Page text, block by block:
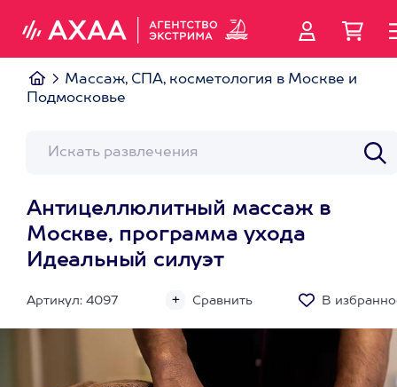
Массаж, СПА, косметология в Москве и
Подмосковье
Антицеллюлитный массаж в
Москве, программа ухода
Идеальный силуэт
Артикул: 4097 Сравнить В